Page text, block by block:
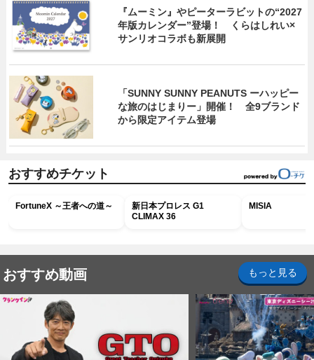
『ムーミン』やピーターラビットの“2027
年版カレンダー”登場！ くらはしれい×
サンリオコラボも新展開
「SUNNY SUNNY PEANUTS ーハッピー
な旅のはじまりー」開催！ 全9ブランド
から限定アイテム登場
おすすめチケット
FortuneX ～王者への道～
新日本プロレス G1
CLIMAX 36
MISIA
おすすめ動画 もっと見る